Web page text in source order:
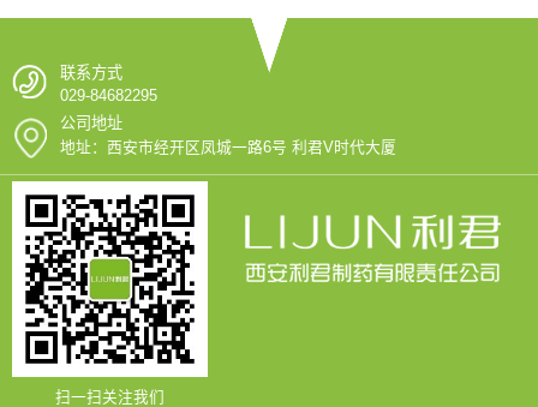
联系方式
029-84682295
公司地址
地址：西安市经开区凤城一路6号 利君V时代大厦
扫一扫关注我们